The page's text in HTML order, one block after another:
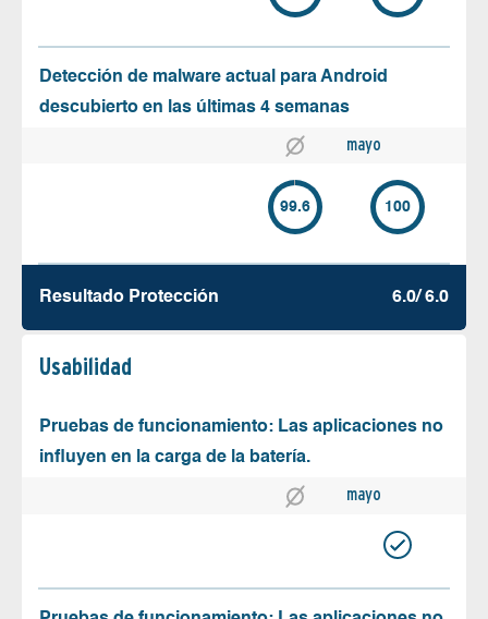
Detección de malware actual para Android
descubierto en las últimas 4 semanas
mayo
99.6 100
Resultado Protección 6.0/ 6.0
Usabilidad
Pruebas de funcionamiento: Las aplicaciones no
influyen en la carga de la batería.
mayo